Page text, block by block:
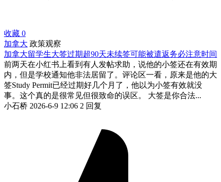
收藏 0
加拿大 政策观察
加拿大留学生大签过期超90天未续签可能被遣返务必注意时间
前两天在小红书上看到有人发帖求助，说他的小签还在有效期
内，但是学校通知他非法居留了。评论区一看，原来是他的大
签Study Permit已经过期好几个月了，他以为小签有效就没
事。这个真的是很常见但很致命的误区。 大签是你合法...
小石桥 2026-6-9 12:06 2 回复